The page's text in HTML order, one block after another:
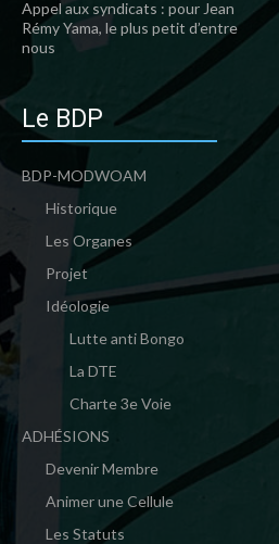
Appel aux syndicats : pour Jean
Rémy Yama, le plus petit d’entre
nous
Le BDP
BDP-MODWOAM
Historique
Les Organes
Projet
Idéologie
Lutte anti Bongo
La DTE
Charte 3e Voie
ADHÉSIONS
Devenir Membre
Animer une Cellule
Les Statuts